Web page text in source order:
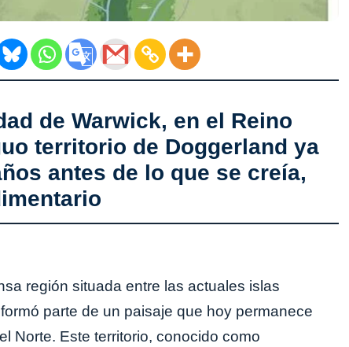
de Warwick, en el Reino
territorio de Doggerland ya
antes de lo que se creía,
región situada entre las actuales islas
parte de un paisaje que hoy permanece
Norte. Este territorio, conocido como